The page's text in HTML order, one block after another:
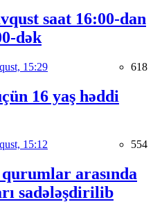
saat 16:00-dan
dək
15:29 618
16 yaş həddi
15:12 554
arasında
sadələşdirilib